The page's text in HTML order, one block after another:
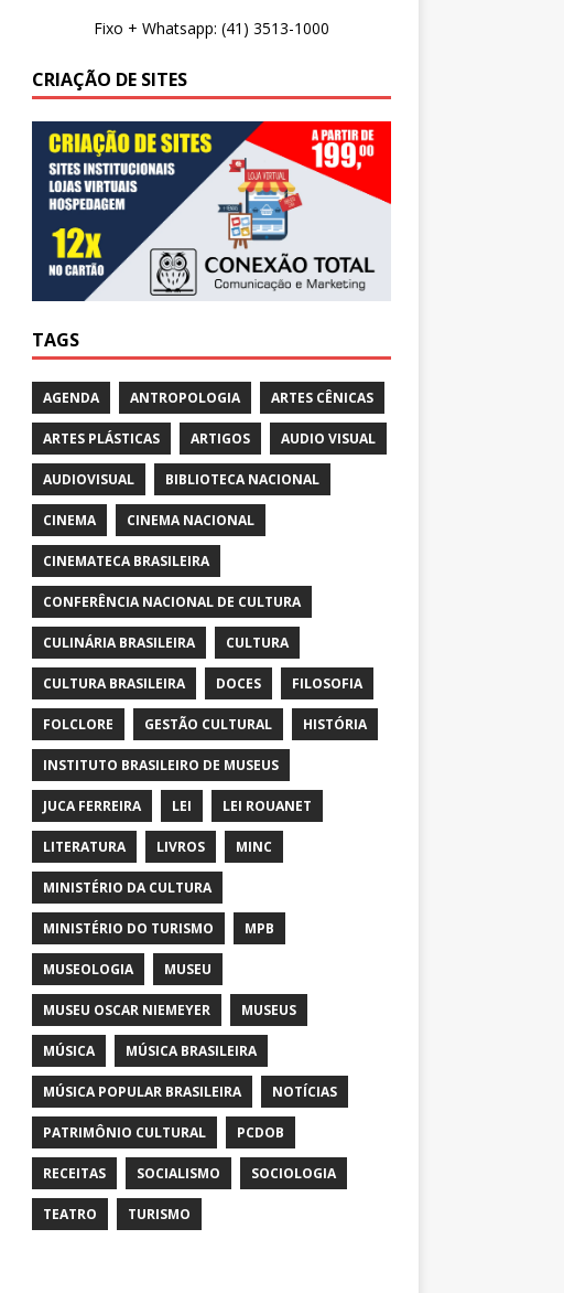
Fixo + Whatsapp: (41) 3513-1000
CRIAÇÃO DE SITES
TAGS
AGENDA ANTROPOLOGIA ARTES CÊNICAS
ARTES PLÁSTICAS ARTIGOS AUDIO VISUAL
AUDIOVISUAL BIBLIOTECA NACIONAL
CINEMA CINEMA NACIONAL
CINEMATECA BRASILEIRA
CONFERÊNCIA NACIONAL DE CULTURA
CULINÁRIA BRASILEIRA CULTURA
CULTURA BRASILEIRA DOCES FILOSOFIA
FOLCLORE GESTÃO CULTURAL HISTÓRIA
INSTITUTO BRASILEIRO DE MUSEUS
JUCA FERREIRA LEI LEI ROUANET
LITERATURA LIVROS MINC
MINISTÉRIO DA CULTURA
MINISTÉRIO DO TURISMO MPB
MUSEOLOGIA MUSEU
MUSEU OSCAR NIEMEYER MUSEUS
MÚSICA MÚSICA BRASILEIRA
MÚSICA POPULAR BRASILEIRA NOTÍCIAS
PATRIMÔNIO CULTURAL PCDOB
RECEITAS SOCIALISMO SOCIOLOGIA
TEATRO TURISMO